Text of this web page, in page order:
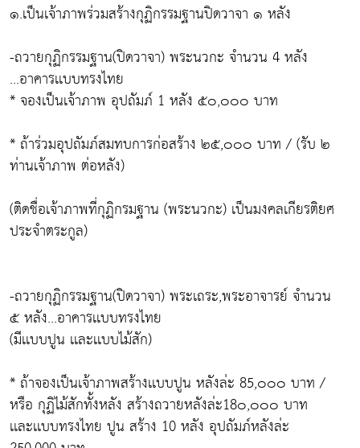
๑.เป็นเจ้าภาพร่วมสร้างกุฏิกรรมฐานปิดวาจา ๑ หลัง
-ถวายกุฏิกรรมฐาน(ปิดวาจา) พระนวกะ จำนวน 4 หลัง
...อาคารเเบบทรงไทย
* จองเป็นเจ้าภาพ อุปถัมภ์ 1 หลัง ๕๐,๐๐๐ บาท
* ถ้าร่วมอุปถัมภ์สมทบการก่อสร้าง ๒๕,๐๐๐ บาท / (รับ ๒
ท่านเจ้าภาพ ต่อหลัง)
(ติดชื่อเจ้าภาพที่กุฏิกรมฐาน (พระนวกะ) เป็นมงคลเกียรติยศ
ประจำตระกูล)
-ถวายกุฏิกรรมฐาน(ปิดวาจา) พระเถระ,พระอาจารย์ จำนวน
๕ หลัง...อาคารเเบบทรงไทย
(มีเเบบปูน เเละเเบบไม้สัก)
* ถ้าจองเป็นเจ้าภาพสร้างเเบบปูน หลังล่ะ 85,๐๐๐ บาท /
หรือ กุฏิไม้สักทั้งหลัง สร้างถวายหลังล่ะ18๐,๐๐๐ บาท
เเละเเบบทรงไทย ปูน สร้าง 10 หลัง อุปถัมภ์หลังล่ะ